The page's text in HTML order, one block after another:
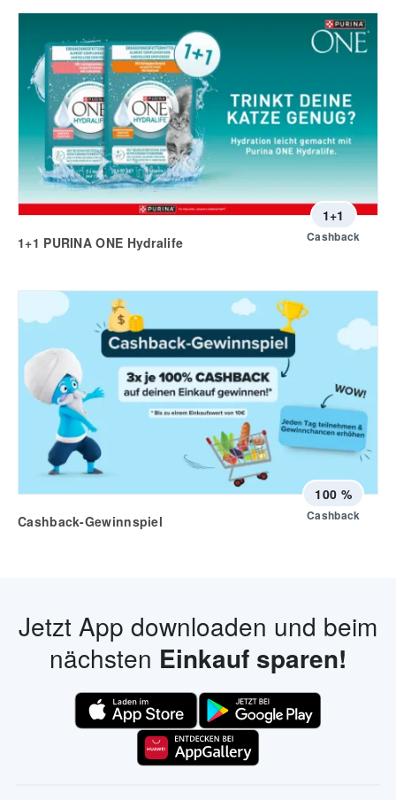
1+1
Cashback
1+1 PURINA ONE Hydralife
100 %
Cashback
Cashback-Gewinnspiel
Jetzt App downloaden und beim
nächsten Einkauf sparen!